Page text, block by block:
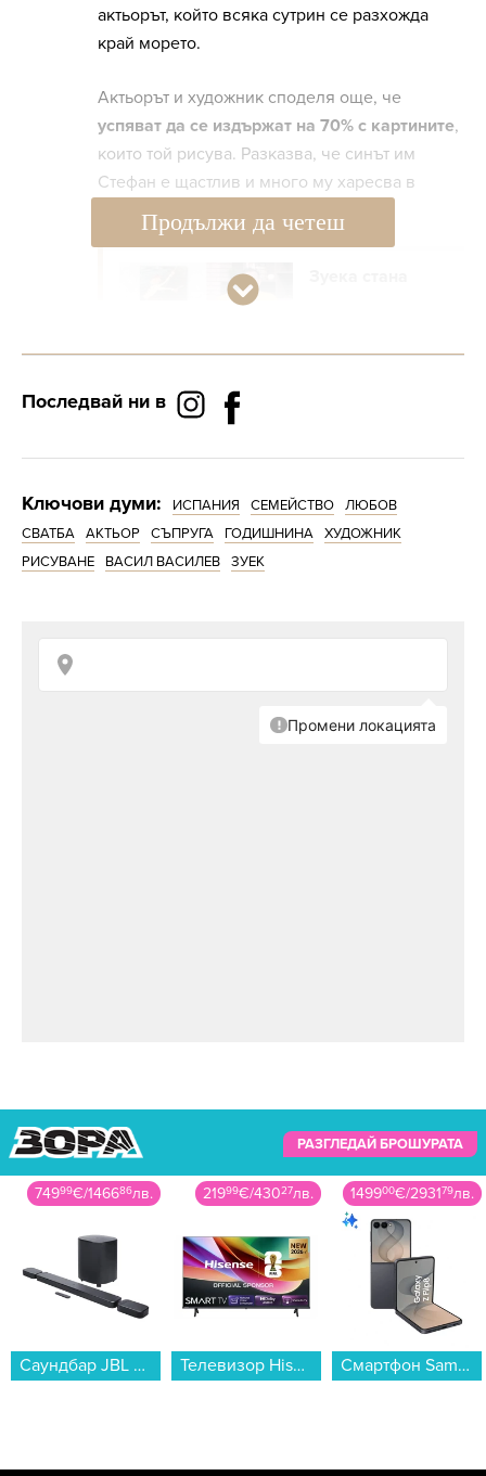
актьорът, който всяка сутрин се разхожда
край морето.
Актьорът и художник споделя още, че
успяват да се издържат на 70% с картините,
които той рисува. Разказва, че синът им
Стефан е щастлив и много му харесва в
Испания.
направи
„На нас ни харесва, а първата причина да сме
тук, е малкият, за да може да получи едно
липсва – нито театърът, нито телевизията.
Продължи да четеш
Последвай ни в
Ключови думи: ИСПАНИЯ СЕМЕЙСТВО
ЛЮБОВ
СВАТБА
АКТЬОР СЪПРУГА ГОДИШНИНА
ХУДОЖНИК
РИСУВАНЕ
ВАСИЛ ВАСИЛЕВ ЗУЕК
РАЗГЛЕДАЙ БРОШУРАТА
21999€/43027лв.
Телевизор Hisense 40A4S , 100 см, 1920x1080 FULL HD , 40 inch, LED , Smart TV , VIDAA...
149900€/293179лв.
Смартфон Samsung GALAXY Z FLIP8 512GB GRAPHITE SM-F776BZKH , 12 GB, 512 GB...
24999€/48894лв.
Готварска печка (ток) Indesit I5E5PMW , 4 ток , Бял...